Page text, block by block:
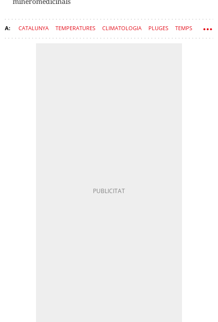
CATALUNYA TEMPERATURES CLIMATOLOGIA PLUGES TEMPS